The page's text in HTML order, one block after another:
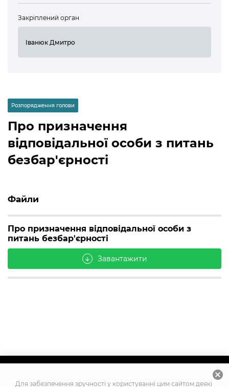
Закріплений орган
Іванюк Дмитро
Розпорядження голови
Про призначення
відповідальної особи з питань
безбар'єрності
Файли
Про призначення відповідальної особи з
питань безбар'єрності
arrow_downward Завантажити
2026 © Усі права захищено
Для забезпечення зручності у користуванні цим сайтом деякі
cancel